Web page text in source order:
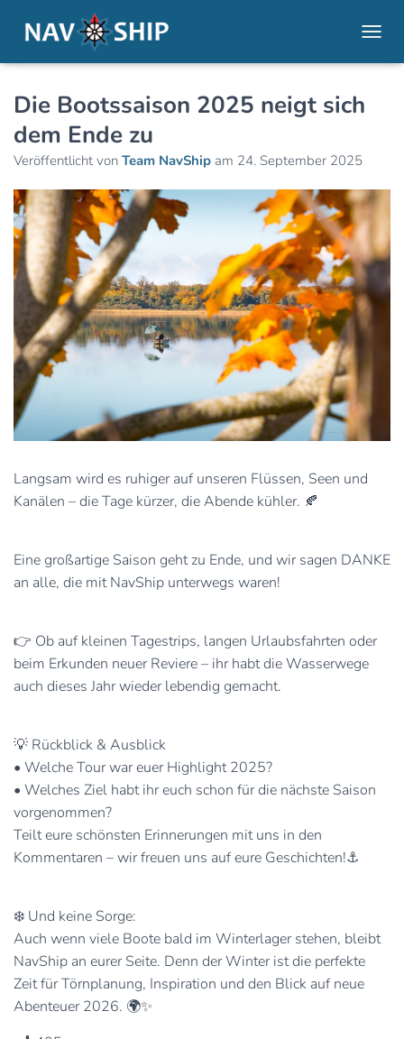
Die Bootssaison 2025 neigt sich
dem Ende zu
Veröffentlicht von Team NavShip am 24. September 2025
Langsam wird es ruhiger auf unseren Flüssen, Seen und
Kanälen – die Tage kürzer, die Abende kühler. 🍂
Eine großartige Saison geht zu Ende, und wir sagen DANKE
an alle, die mit NavShip unterwegs waren!
👉 Ob auf kleinen Tagestrips, langen Urlaubsfahrten oder
beim Erkunden neuer Reviere – ihr habt die Wasserwege
auch dieses Jahr wieder lebendig gemacht.
💡 Rückblick & Ausblick
• Welche Tour war euer Highlight 2025?
• Welches Ziel habt ihr euch schon für die nächste Saison
vorgenommen?
Teilt eure schönsten Erinnerungen mit uns in den
Kommentaren – wir freuen uns auf eure Geschichten!⚓
❄️ Und keine Sorge:
Auch wenn viele Boote bald im Winterlager stehen, bleibt
NavShip an eurer Seite. Denn der Winter ist die perfekte
Zeit für Törnplanung, Inspiration und den Blick auf neue
Abenteuer 2026. 🌍✨